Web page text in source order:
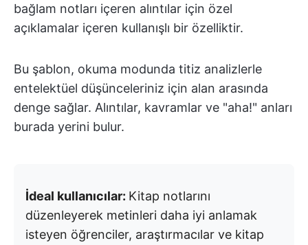
bağlam notları içeren alıntılar için özel
açıklamalar içeren kullanışlı bir özelliktir.
Bu şablon, okuma modunda titiz analizlerle
entelektüel düşünceleriniz için alan arasında
denge sağlar. Alıntılar, kavramlar ve "aha!" anları
burada yerini bulur.
İdeal kullanıcılar: Kitap notlarını
düzenleyerek metinleri daha iyi anlamak
isteyen öğrenciler, araştırmacılar ve kitap